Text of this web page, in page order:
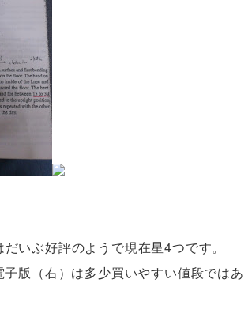
いぶ好評のようで現在星4つです。
版（右）は多少買いやすい値段ではあ